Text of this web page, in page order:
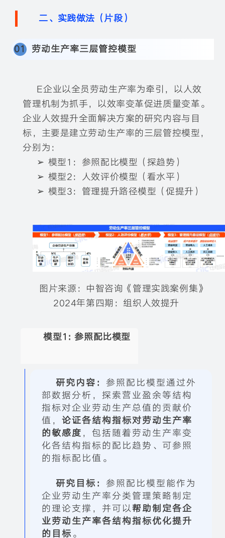
二、实践做法（片段）
01 劳动生产率三层管控模型
E企业以全员劳动生产率为牵引，以人效
管理机制为抓手，以效率变革促进质量变革。
企业人效提升全面解决方案的研究内容与目
标，主要是建立劳动生产率的三层管控模型，
分别为：
➢ 模型1：参照配比模型（探趋势）
➢ 模型2：人效评价模型（看水平）
➢ 模型3：管理提升路径模型（促提升）
图片来源：中智咨询《管理实践案例集》
2024年第四期：组织人效提升
模型1:参照配比模型
研究内容： 参照配比模型通过外
部数据分析，探索营业盈余等结构
指标对企业劳动生产总值的贡献价
值，论证各结构指标对劳动生产率
的敏感度 ，包括随着劳动生产率变
化各结构指标的配比趋势、可参照
的指标配比值。
研究目标： 参照配比模型能作为
企业劳动生产率分类管理策略制定
的理论支撑，并可以帮助制定各企
业劳动生产率各结构指标优化提升
的目标 。